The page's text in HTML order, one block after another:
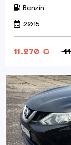
Benzín
2015
11.270 €